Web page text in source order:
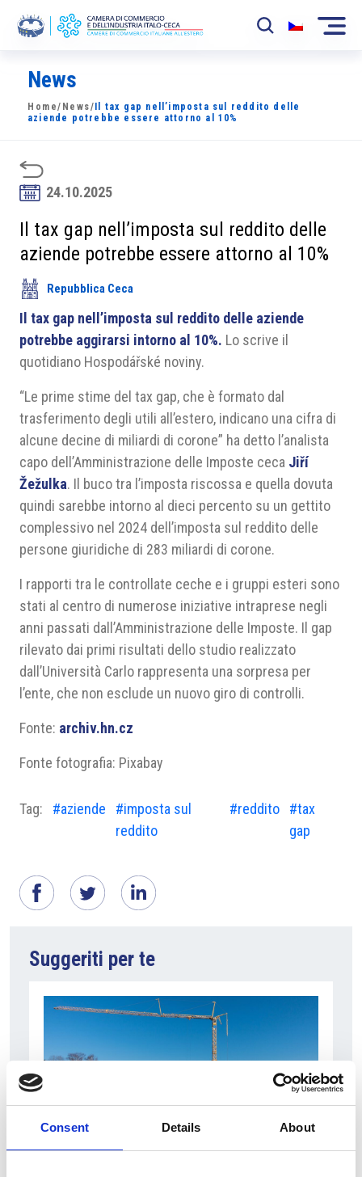
Consent Details About
La Camera
News
Sviluppo Mercato
Soci
Partner
Progetti
Area riservata
News
Home/ News/ Il tax gap nell’imposta sul reddito delle
aziende potrebbe essere attorno al 10%
24.10.2025
Il tax gap nell’imposta sul reddito delle
aziende potrebbe essere attorno al 10%
Repubblica Ceca
Il tax gap nell’imposta sul reddito delle aziende
potrebbe aggirarsi intorno al 10%. Lo scrive il
quotidiano Hospodářské noviny.
“Le prime stime del tax gap, che è formato dal
trasferimento degli utili all’estero, indicano una cifra di
alcune decine di miliardi di corone” ha detto l’analista
capo dell’Amministrazione delle Imposte ceca Jiří
Žežulka. Il buco tra l’imposta riscossa e quella dovuta
quindi sarebbe intorno al dieci percento su un gettito
complessivo nel 2024 dell’imposta sul reddito delle
persone giuridiche di 283 miliardi di corone.
I rapporti tra le controllate ceche e i gruppi esteri sono
stati al centro di numerose iniziative intraprese negli
anni passati dall’Amministrazione delle Imposte. Il gap
rilevato dai primi risultati dello studio realizzato
dall’Università Carlo rappresenta una sorpresa per
l’ente, che non esclude un nuovo giro di controlli.
Fonte: archiv.hn.cz
Fonte fotografia: Pixabay
Tag: #aziende
#imposta sul
reddito
#reddito
#tax
gap
Suggeriti per te